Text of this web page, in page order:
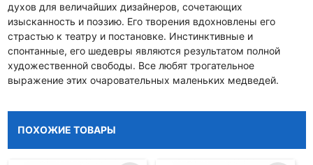
духов для величайших дизайнеров, сочетающих
изысканность и поэзию. Его творения вдохновлены его
страстью к театру и постановке. Инстинктивные и
спонтанные, его шедевры являются результатом полной
художественной свободы. Все любят трогательное
выражение этих очаровательных маленьких медведей.
ПОХОЖИЕ ТОВАРЫ